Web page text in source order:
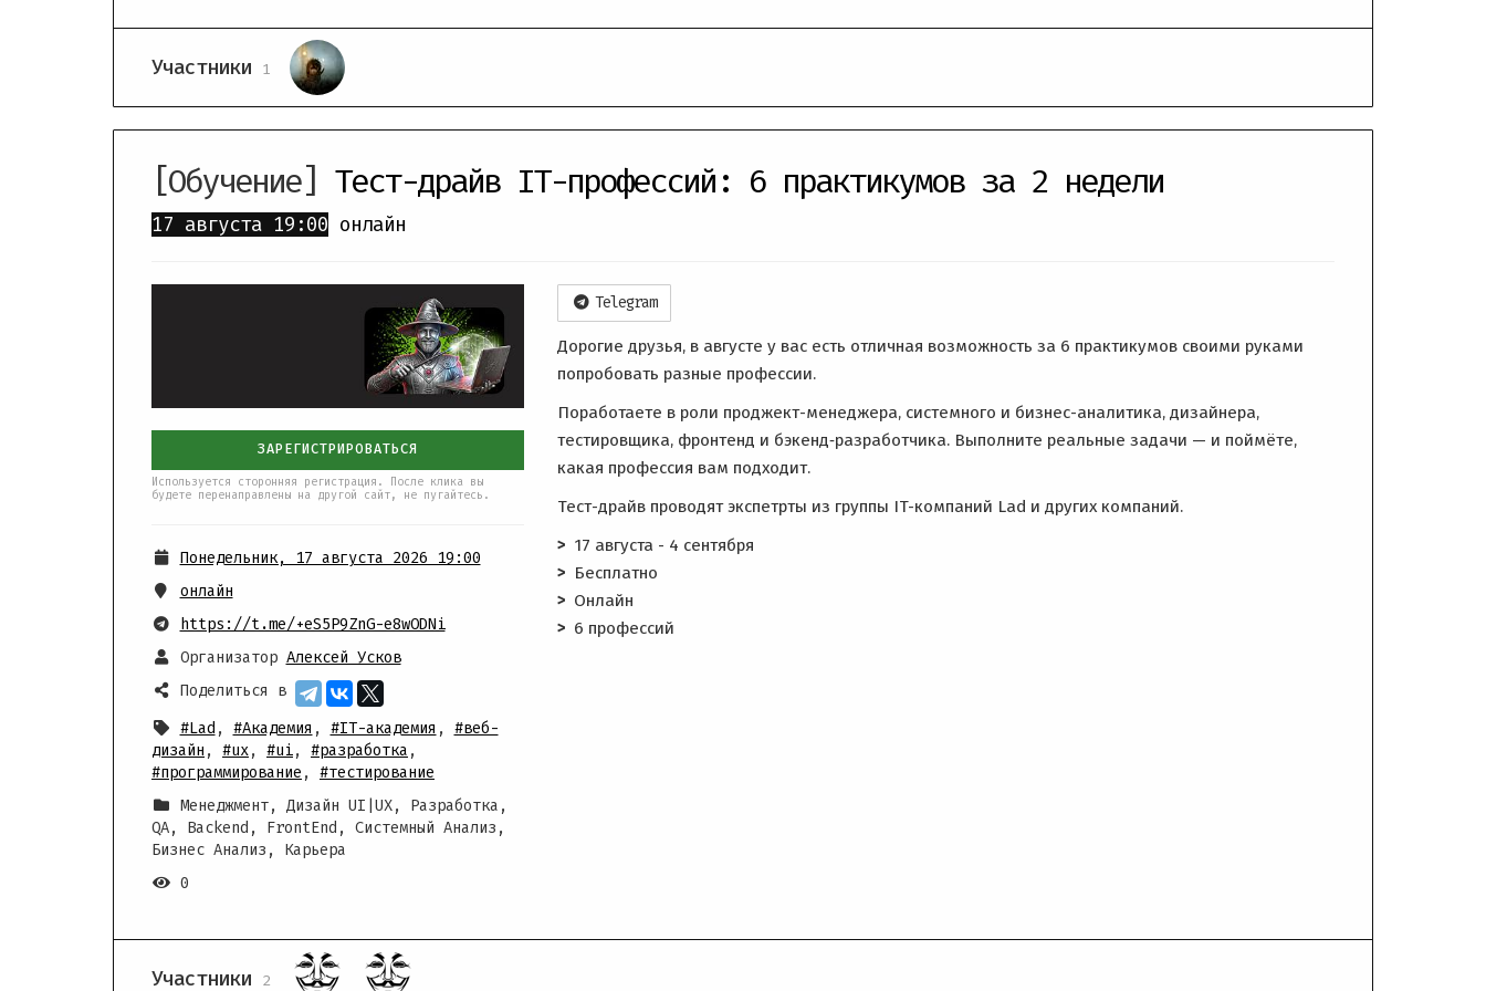
Участники 1
[Обучение] Тест-драйв IT-профессий: 6 практикумов за 2 недели
17 августа 19:00 онлайн
ЗАРЕГИСТРИРОВАТЬСЯ
Используется сторонняя регистрация. После клика вы
будете перенаправлены на другой сайт, не пугайтесь.
Понедельник, 17 августа 2026 19:00
онлайн
https://t.me/+eS5P9ZnG-e8wODNi
Организатор Алексей Усков
Поделиться в
#Lad , #Академия , #IT-академия , #веб-
дизайн , #ux, #ui, #разработка ,
#программирование , #тестирование
Менеджмент, Дизайн UI|UX, Разработка,
QA, Backend, FrontEnd, Системный Анализ,
Бизнес Анализ, Карьера
0
Telegram
Дорогие друзья, в августе у вас есть отличная возможность за 6 практикумов своими руками
попробовать разные профессии.
Поработаете в роли проджект-менеджера, системного и бизнес-аналитика, дизайнера,
тестировщика, фронтенд и бэкенд‑разработчика. Выполните реальные задачи — и поймёте,
какая профессия вам подходит.
Тест-драйв проводят экспетрты из группы IT-компаний Lad и других компаний.
17 августа - 4 сентября
Бесплатно
Онлайн
6 профессий
Участники 2